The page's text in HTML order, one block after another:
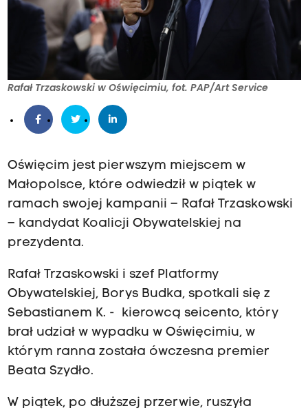
Rafał Trzaskowski w Oświęcimiu, fot. PAP/Art Service
Oświęcim jest pierwszym miejscem w
Małopolsce, które odwiedził w piątek w
ramach swojej kampanii – Rafał Trzaskowski
– kandydat Koalicji Obywatelskiej na
prezydenta.
Rafał Trzaskowski i szef Platformy
Obywatelskiej, Borys Budka, spotkali się z
Sebastianem K. - kierowcą seicento, który
brał udział w wypadku w Oświęcimiu, w
którym ranna została ówczesna premier
Beata Szydło.
W piątek, po dłuższej przerwie, ruszyła